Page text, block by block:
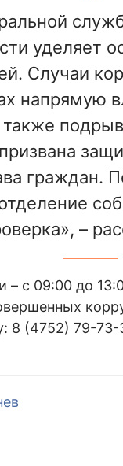
уделяет
Случаи
напрямую
также
граждан.
–
– с 09:00 до
8 (4752) 79-